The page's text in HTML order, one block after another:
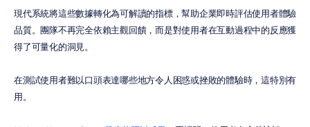
現代系統將這些數據轉化為可解讀的指標，幫助企業即時評估使用者體驗
品質。團隊不再完全依賴主觀回饋，而是對使用者在互動過程中的反應獲
得了可量化的洞見。
在測試使用者難以口頭表達哪些地方令人困惑或挫敗的體驗時，這特別有
用。